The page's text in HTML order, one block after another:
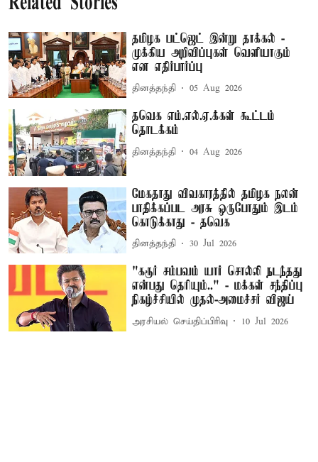
தமிழக பட்ஜெட் இன்று தாக்கல் -
முக்கிய அறிவிப்புகள் வெளியாகும்
என எதிர்பார்ப்பு
தினத்தந்தி 05 Aug 2026
தவெக எம்.எல்.ஏ.க்கள் கூட்டம்
தொடக்கம்
தினத்தந்தி 04 Aug 2026
மேகதாது விவகாரத்தில் தமிழக நலன்
பாதிக்கப்பட அரசு ஒருபோதும் இடம்
கொடுக்காது - தவெக
தினத்தந்தி 30 Jul 2026
"கரூர் சம்பவம் யார் சொல்லி நடந்தது
என்பது தெரியும்.." - மக்கள் சந்திப்பு
நிகழ்ச்சியில் முதல்-அமைச்சர் விஜய்
அரசியல் செய்திப்பிரிவு 10 Jul 2026